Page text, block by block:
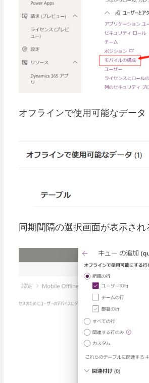
オフラインで使用可能なデー
同期間隔の選択画面が表示され